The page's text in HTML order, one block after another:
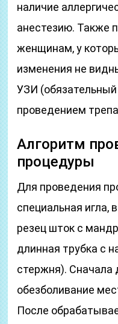
наличие
анестезию. Также
женщинам, у
изменения не
УЗИ
проведением
Алгоритм
процедуры
Для проведения
специальная игла,
резец шток с
длинная трубка с
стержня). Сначала
обезболивание
После